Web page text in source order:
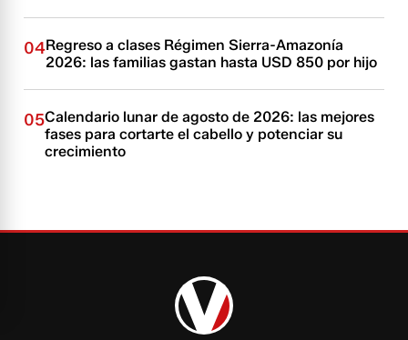
04Regreso a clases Régimen Sierra-Amazonía
2026: las familias gastan hasta USD 850 por hijo
05Calendario lunar de agosto de 2026: las mejores
fases para cortarte el cabello y potenciar su
crecimiento